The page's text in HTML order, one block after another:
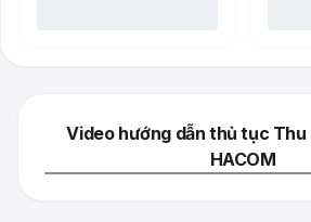
Video hướng dẫn thủ tục Thu
HACOM